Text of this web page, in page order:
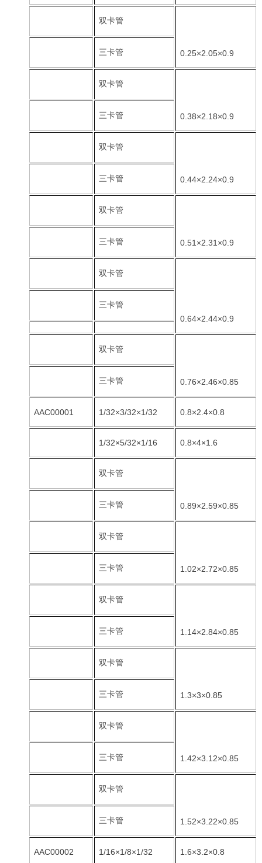
双卡管
0.25×2.05×0.9
三卡管
双卡管
0.38×2.18×0.9
三卡管
双卡管
0.44×2.24×0.9
三卡管
双卡管
0.51×2.31×0.9
三卡管
双卡管
0.64×2.44×0.9
三卡管
双卡管
0.76×2.46×0.85
三卡管
AAC00001 1/32×3/32×1/32 0.8×2.4×0.8
1/32×5/32×1/16 0.8×4×1.6
双卡管
0.89×2.59×0.85
三卡管
双卡管
1.02×2.72×0.85
三卡管
双卡管
1.14×2.84×0.85
三卡管
双卡管
1.3×3×0.85
三卡管
双卡管
1.42×3.12×0.85
三卡管
双卡管
1.52×3.22×0.85
三卡管
AAC00002 1/16×1/8×1/32 1.6×3.2×0.8